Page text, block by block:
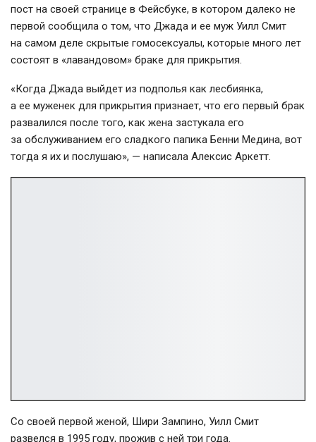
пост на своей странице в Фейсбуке, в котором далеко не
первой сообщила о том, что Джада и ее муж Уилл Смит
на самом деле скрытые гомосексуалы, которые много лет
состоят в «лавандовом» браке для прикрытия.
«Когда Джада выйдет из подполья как лесбиянка,
а ее муженек для прикрытия признает, что его первый брак
развалился после того, как жена застукала его
за обслуживанием его сладкого папика Бенни Медина, вот
тогда я их и послушаю», — написала Алексис Аркетт.
Со своей первой женой, Шири Зампино, Уилл Смит
развелся в 1995 году, прожив с ней три года.